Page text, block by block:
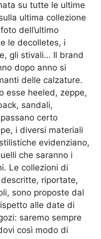
su tutte le ultime
ultima collezione
dell’ultimo
le decolletes, i
gli stivali… Il brand
dopo anno si
delle calzature.
esse heeled, zeppe,
sandali,
certo
i diversi materiali
evidenziano,
che saranno i
Le collezioni di
riportate,
sono proposte dal
alle date di
saremo sempre
così modo di